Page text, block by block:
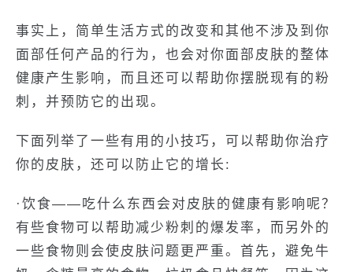
事实上，简单生活方式的改变和其他不涉及到你
面部任何产品的行为，也会对你面部皮肤的整体
健康产生影响，而且还可以帮助你摆脱现有的粉
刺，并预防它的出现。
下面列举了一些有用的小技巧，可以帮助你治疗
你的皮肤，还可以防止它的增长:
·饮食——吃什么东西会对皮肤的健康有影响呢？
有些食物可以帮助减少粉刺的爆发率，而另外的
一些食物则会使皮肤问题更严重。首先，避免牛